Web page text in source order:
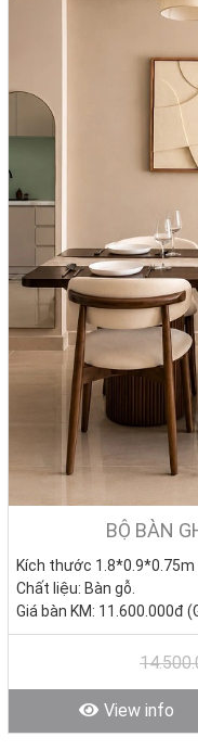
Top +100 Sản Phẩm
Hướng Nội Thất Hiện
BỘ BÀN
Kích thước 1.8*0.9*0.75m
Chất liệu: Bàn gỗ.
Giá bàn KM: 11.600.000đ
Giá ghế KM: 1.590.000đ/
Giá trọn bộ 6 ghế:
View info